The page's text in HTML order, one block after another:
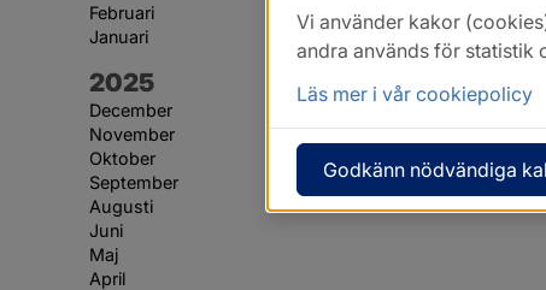
Februari
Januari
År:
2025
December
November
Oktober
September
Augusti
Juni
Maj
April
Vi använder kakor
andra används för statistik
Läs mer i vår cookiepolicy
Godkänn nödvändiga